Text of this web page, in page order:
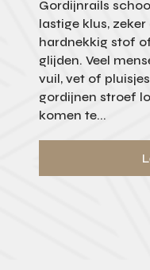
Gordijnrails
lastige klus,
hardnekkig stof
glijden. Veel
vuil, vet of
gordijnen stroef
komen te...